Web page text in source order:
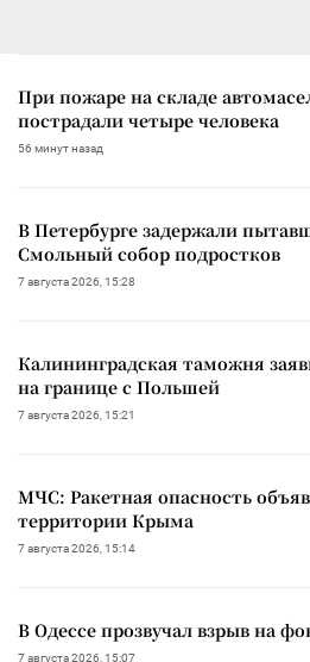
При пожаре на складе
пострадали четыре человека
56 минут назад
В Петербурге задержали
Смольный собор подростков
7 августа 2026, 15:28
Калининградская таможня
на границе с Польшей
7 августа 2026, 15:21
МЧС: Ракетная опасность
территории Крыма
7 августа 2026, 15:14
В Одессе прозвучал взрыв на
7 августа 2026, 15:07